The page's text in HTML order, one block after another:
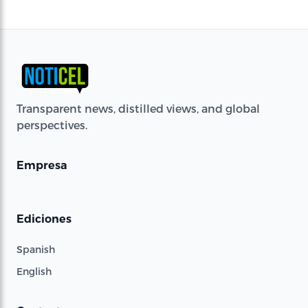
Transparent news, distilled views, and global
perspectives.
Empresa
Ediciones
Spanish
English